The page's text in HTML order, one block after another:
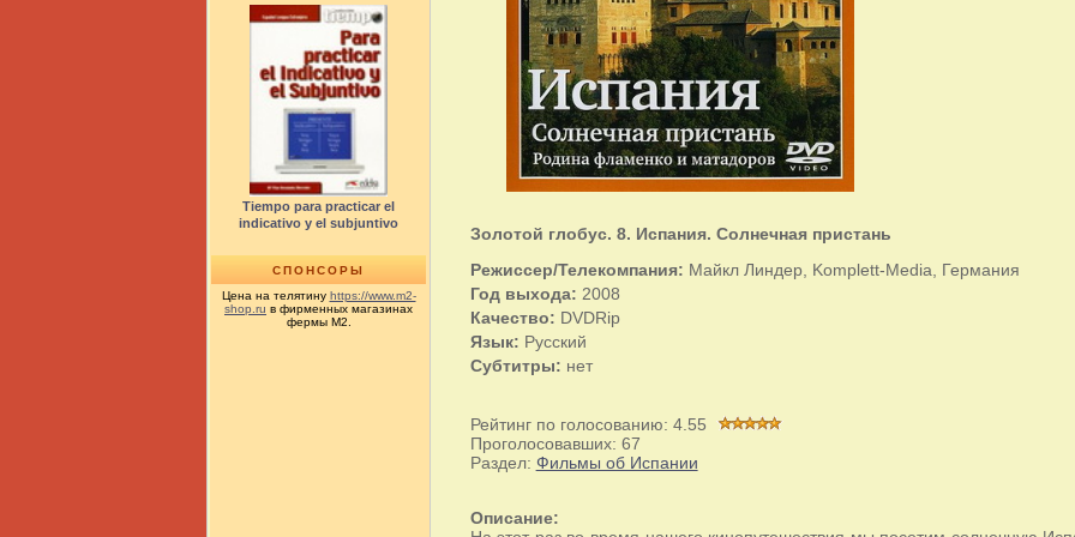
Tiempo para practicar el
indicativo y el subjuntivo
СПОНСОРЫ
Цена на телятину https://www.m2-
shop.ru в фирменных магазинах
фермы М2.
Золотой глобус. 8. Испания. Солнечная пристань
Режиссер/Телекомпания: Майкл Линдер, Komplett-Media, Германия
Год выхода: 2008
Качество: DVDRip
Язык: Русский
Субтитры: нет
Рейтинг по голосованию: 4.55
Проголосовавших: 67
Раздел: Фильмы об Испании
Описание: